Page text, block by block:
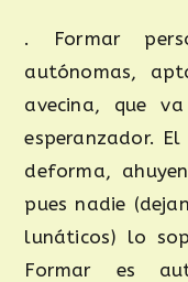
. Formar
autónomas,
avecina, que
esperanzador.
deforma,
pues nadie
lunáticos) lo
Formar es